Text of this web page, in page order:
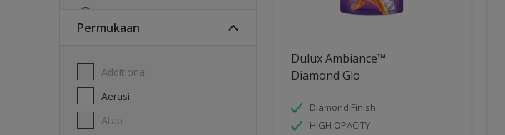
Permukaan
Additional
Aerasi
Atap
Dulux Ambiance™
Diamond Glo
Diamond Finish
HIGH OPACITY